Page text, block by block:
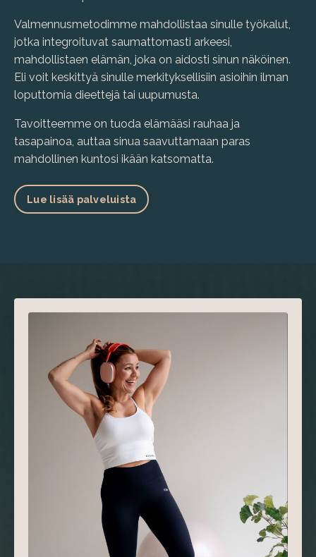
Valmennusmetodimme mahdollistaa sinulle työkalut,
jotka integroituvat saumattomasti arkeesi,
mahdollistaen elämän, joka on aidosti sinun näköinen.
Eli voit keskittyä sinulle merkityksellisiin asioihin ilman
loputtomia dieettejä tai uupumusta.
Tavoitteemme on tuoda elämääsi rauhaa ja
tasapainoa, auttaa sinua saavuttamaan paras
mahdollinen kuntosi ikään katsomatta.
Lue lisää palveluista